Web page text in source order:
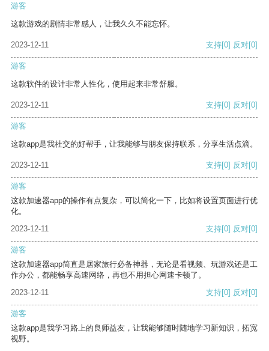
游客
这款游戏的剧情非常感人，让我久久不能忘怀。
2023-12-11 支持[0] 反对[0]
游客
这款软件的设计非常人性化，使用起来非常舒服。
2023-12-11 支持[0] 反对[0]
游客
这款app是我社交的好帮手，让我能够与朋友保持联系，分享生活点滴。
2023-12-11 支持[0] 反对[0]
游客
这款加速器app的操作有点复杂，可以简化一下，比如将设置页面进行优
化。
2023-12-11
支持[0] 反对[0]
游客
这款加速器app简直是居家旅行必备神器，无论是看视频、玩游戏还是工
作办公，都能畅享高速网络，再也不用担心网速卡顿了。
2023-12-11
支持[0] 反对[0]
游客
这款app是我学习路上的良师益友，让我能够随时随地学习新知识，拓宽
视野。